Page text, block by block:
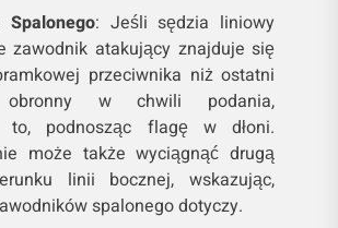
Spalonego: Jeśli sędzia liniowy
zawodnik atakujący znajduje się
przeciwnika niż ostatni
obronny w chwili podania,
to, podnosząc flagę w dłoni.
może także wyciągnąć drugą
linii bocznej, wskazując,
spalonego dotyczy.